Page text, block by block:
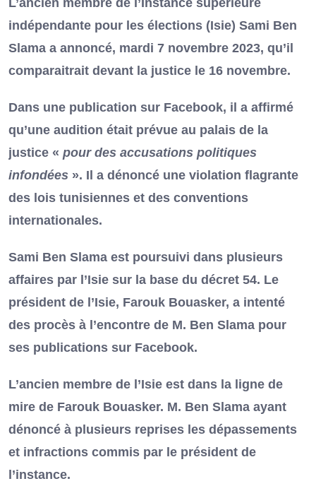
indépendante pour les élections (Isie) Sami Ben
Slama a annoncé, mardi 7 novembre 2023, qu’il
comparaitrait devant la justice le 16 novembre.
Dans une publication sur Facebook, il a affirmé
qu’une audition était prévue au palais de la
justice « pour des accusations politiques
infondées ». Il a dénoncé une violation flagrante
des lois tunisiennes et des conventions
internationales.
Sami Ben Slama est poursuivi dans plusieurs
affaires par l’Isie sur la base du décret 54. Le
président de l’Isie, Farouk Bouasker, a intenté
des procès à l’encontre de M. Ben Slama pour
ses publications sur Facebook.
L’ancien membre de l’Isie est dans la ligne de
mire de Farouk Bouasker. M. Ben Slama ayant
dénoncé à plusieurs reprises les dépassements
et infractions commis par le président de
l’instance.